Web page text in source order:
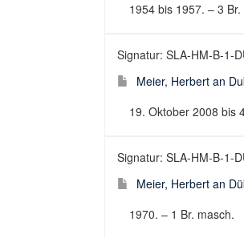
1954 bis 1957. – 3
Signatur: SLA-HM-B-1-
Meier, Herbert an
19. Oktober 2008 bis
Signatur: SLA-HM-B-1-
Meier, Herbert an
1970. – 1 Br. masch.